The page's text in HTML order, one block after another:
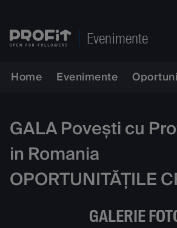
Evenimente
Home Evenimente
GALA Povești cu
in Romania
OPORTUNITĂȚILE
GALERIE